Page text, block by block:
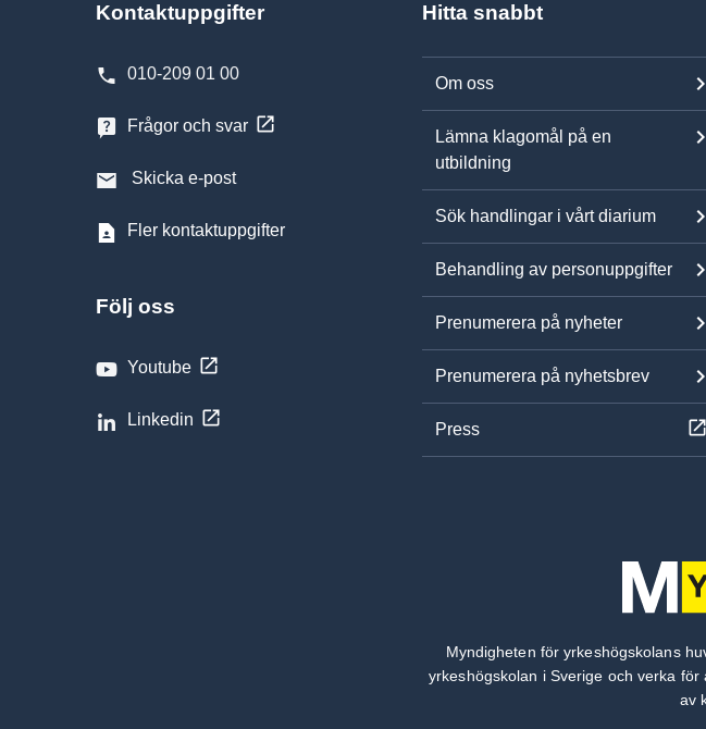
Kontaktuppgifter
010-209 01 00
Frågor och svar
Skicka e-post
Fler kontaktuppgifter
Följ oss
Youtube
Linkedin
Hitta snabbt
Om oss
Lämna klagomål på en
utbildning
Sök handlingar i vårt diarium
Behandling av personuppgifter
Prenumerera på nyheter
Prenumerera på nyhetsbrev
Press
Myndigheten för yrkeshögskolans
yrkeshögskolan i Sverige och verka
av